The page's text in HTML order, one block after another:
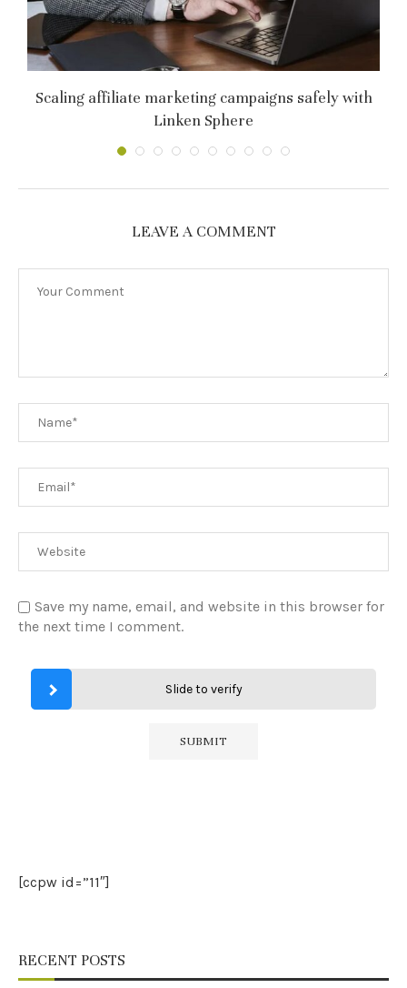
Scaling affiliate marketing campaigns safely with
Linken Sphere
LEAVE A COMMENT
Save my name, email, and website in this browser for
the next time I comment.
Slide to verify
[ccpw id=”11″]
RECENT POSTS